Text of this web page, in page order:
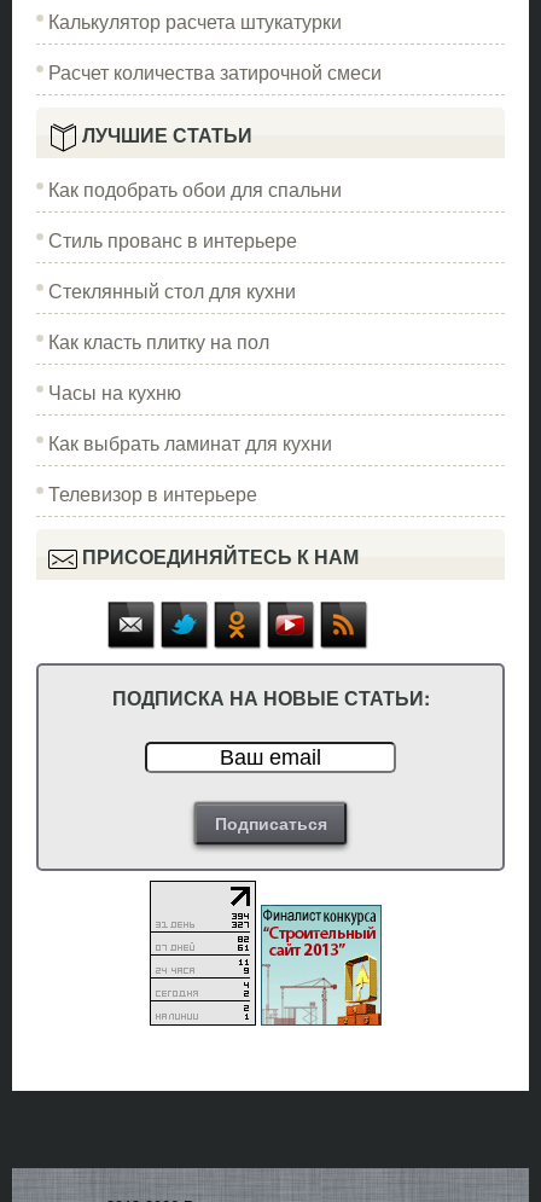
Калькулятор расчета штукатурки
Расчет количества затирочной смеси
ЛУЧШИЕ СТАТЬИ
Как подобрать обои для спальни
Стиль прованс в интерьере
Стеклянный стол для кухни
Как класть плитку на пол
Часы на кухню
Как выбрать ламинат для кухни
Телевизор в интерьере
ПРИСОЕДИНЯЙТЕСЬ К НАМ
ПОДПИСКА НА НОВЫЕ СТАТЬИ: